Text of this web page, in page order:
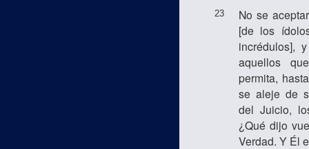
23
No se
[de los
incrédulos],
aquellos
permita,
se aleje de
del Juicio,
¿Qué dijo
Verdad. Y Él